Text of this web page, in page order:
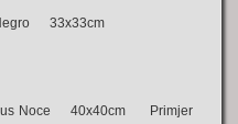
33x33cm
Noce 40x40cm Primjer